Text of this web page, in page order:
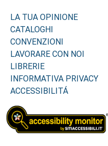
LA TUA OPINIONE
CATALOGHI
CONVENZIONI
LAVORARE CON NOI
LIBRERIE
INFORMATIVA PRIVACY
ACCESSIBILITÁ